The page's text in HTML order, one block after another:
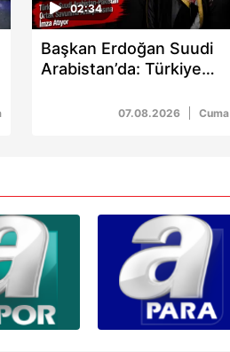
02:34
Başkan Erdoğan Suudi
Arabistan’da: Türkiye
Pakistan’dan üçlü
07.08.2026 Cuma